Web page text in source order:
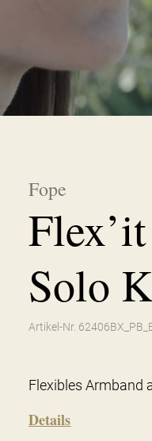
Fope
Solo
Artikel-Nr.
Flexibles Armband
Details